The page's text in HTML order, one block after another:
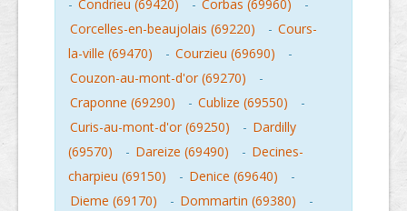
- Condrieu (69420) - Corbas (69960)
-
Corcelles-en-beaujolais (69220)
- Cours-
la-ville (69470)
- Courzieu (69690)
-
Couzon-au-mont-d'or (69270)
-
Craponne (69290)
- Cublize (69550)
-
Curis-au-mont-d'or (69250)
- Dardilly
(69570)
- Dareize (69490) - Decines-
charpieu (69150)
- Denice (69640)
-
Dieme (69170)
- Dommartin (69380)
-